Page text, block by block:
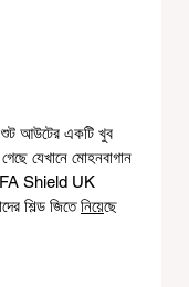
শুট আউটের একটি খুব
যেখানে মোহনবাগান
Shield UK
শিল্ড জিতে নিয়েছে